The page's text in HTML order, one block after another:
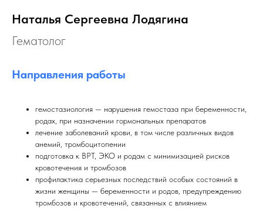
Наталья Сергеевна Лодягина
Гематолог
Направления работы
гемостазиология — нарушения гемостаза при беременности,
родах, при назначении гормональных препаратов
лечение заболеваний крови, в том числе различных видов
анемий, тромбоцитопении
подготовка к ВРТ, ЭКО и родам с минимизацией рисков
кровотечения и тромбозов
профилактика серьезных последствий особых состояний в
жизни женщины — беременности и родов, предупреждению
тромбозов и кровотечений, связанных с влиянием